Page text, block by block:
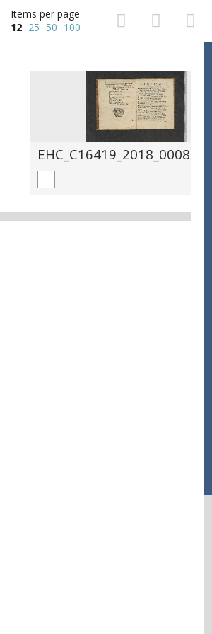
Items per page
12 25 50 100
EHC_C16419_2018_0008.tif